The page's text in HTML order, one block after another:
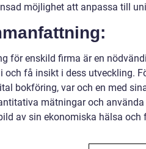
möjlighet att anpassa till
för enskild firma är en
och få insikt i dess utveckling.
bokföring, var och en med
mätningar och
av sin ekonomiska hälsa